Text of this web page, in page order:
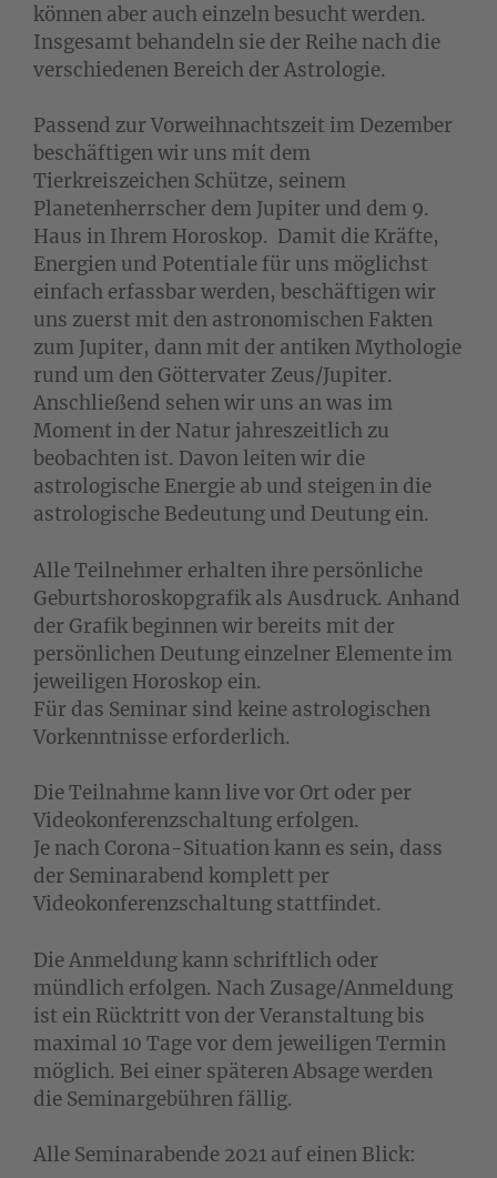
können aber auch einzeln besucht werden.
Insgesamt behandeln sie der Reihe nach die
verschiedenen Bereich der Astrologie.
Passend zur Vorweihnachtszeit im Dezember
beschäftigen wir uns mit dem
Tierkreiszeichen Schütze, seinem
Planetenherrscher dem Jupiter und dem 9.
Haus in Ihrem Horoskop. Damit die Kräfte,
Energien und Potentiale für uns möglichst
einfach erfassbar werden, beschäftigen wir
uns zuerst mit den astronomischen Fakten
zum Jupiter, dann mit der antiken Mythologie
rund um den Göttervater Zeus/Jupiter.
Anschließend sehen wir uns an was im
Moment in der Natur jahreszeitlich zu
beobachten ist. Davon leiten wir die
astrologische Energie ab und steigen in die
astrologische Bedeutung und Deutung ein.
Alle Teilnehmer erhalten ihre persönliche
Geburtshoroskopgrafik als Ausdruck. Anhand
der Grafik beginnen wir bereits mit der
persönlichen Deutung einzelner Elemente im
jeweiligen Horoskop ein.
Für das Seminar sind keine astrologischen
Vorkenntnisse erforderlich.
Die Teilnahme kann live vor Ort oder per
Videokonferenzschaltung erfolgen.
Je nach Corona-Situation kann es sein, dass
der Seminarabend komplett per
Videokonferenzschaltung stattfindet.
Die Anmeldung kann schriftlich oder
mündlich erfolgen. Nach Zusage/Anmeldung
ist ein Rücktritt von der Veranstaltung bis
maximal 10 Tage vor dem jeweiligen Termin
möglich. Bei einer späteren Absage werden
die Seminargebühren fällig.
Alle Seminarabende 2021 auf einen Blick: